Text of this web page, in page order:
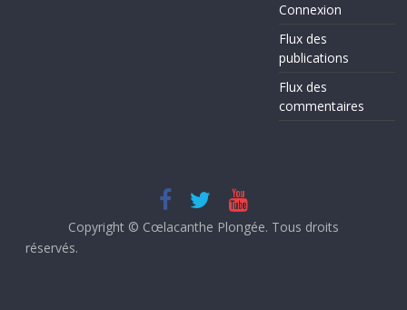
Connexion
Flux des
publications
Flux des
commentaires